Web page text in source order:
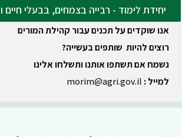
יחידת לימוד - רבייה בצמחים, בבעלי חיים
אנו שוקדים על תכנים עבור קהילת המורים
רוצים להיות שותפים בעשייה?
נשמח אם תשתפו אותנו ותשלחו אלינו
למייל : morim@agri.gov.il